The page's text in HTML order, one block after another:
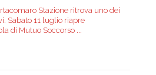
Stazione ritrova uno dei
Sabato 11 luglio riapre
di Mutuo Soccorso